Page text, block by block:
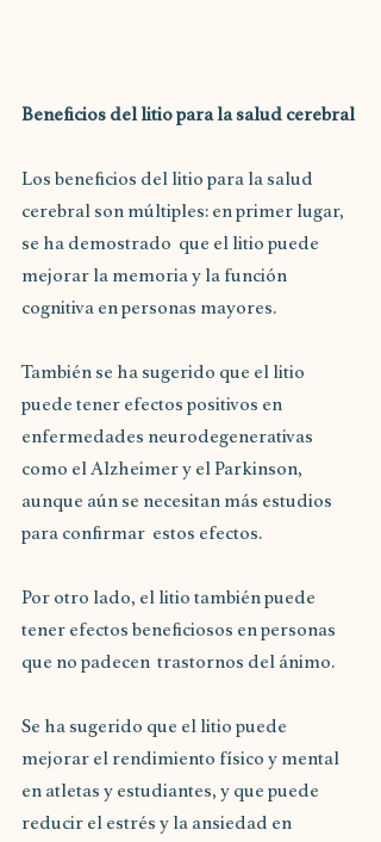
Beneficios del litio para la salud cerebral
Los beneficios del litio para la salud
cerebral son múltiples: en primer lugar,
se ha demostrado  que el litio puede
mejorar la memoria y la función
cognitiva en personas mayores.
También se ha sugerido que el litio
puede tener efectos positivos en
enfermedades neurodegenerativas
como el Alzheimer y el Parkinson,
aunque aún se necesitan más estudios
para confirmar  estos efectos.
Por otro lado, el litio también puede
tener efectos beneficiosos en personas
que no padecen  trastornos del ánimo.
Se ha sugerido que el litio puede
mejorar el rendimiento físico y mental
en atletas y estudiantes, y que puede
reducir el estrés y la ansiedad en